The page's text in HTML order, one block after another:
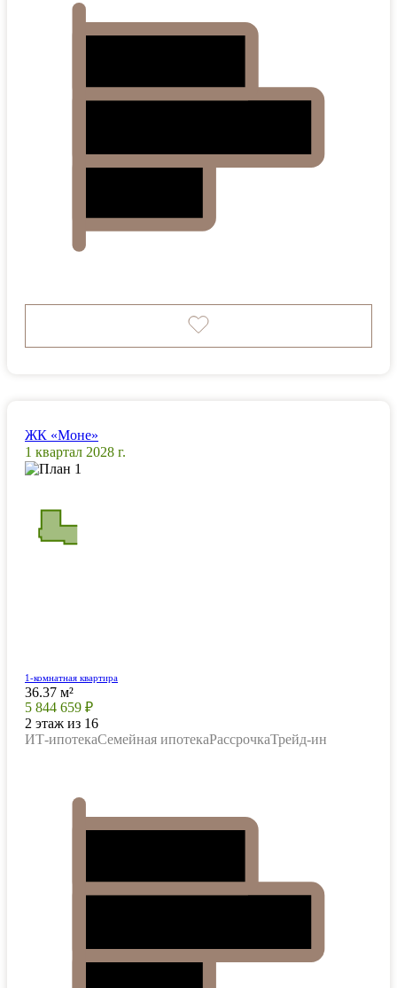
ЖК «Моне»
1 квартал 2028 г.
1-комнатная квартира
36.37 м²
5 844 659 ₽
2 этаж из 16
ИТ-ипотекаСемейная ипотекаРассрочкаТрейд-ин